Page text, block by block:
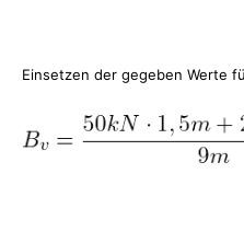
Einsetzen der gegeben Werte